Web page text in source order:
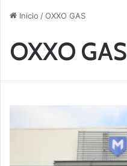
Inicio /OXXO GAS
OXXO GAS